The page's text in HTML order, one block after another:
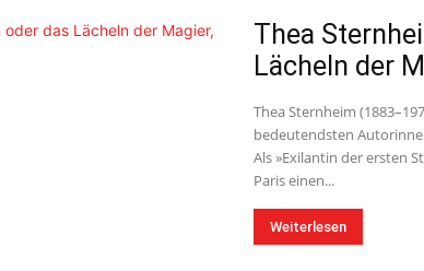
Thea
Lächeln der
Thea Sternheim
bedeutendsten
Als »Exilantin der ersten
Paris einen...
Weiterlesen